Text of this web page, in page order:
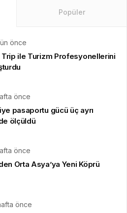
Popüler
önce
Trip ile Turizm Profesyonellerini
önce
pasaportu gücü üç ayrı
ölçüldü
önce
Orta Asya’ya Yeni Köprü
önce